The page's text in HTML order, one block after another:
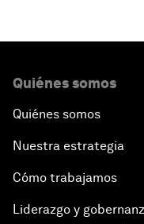
Quiénes somos
Quiénes somos
Nuestra estrategia
Cómo trabajamos
Liderazgo y